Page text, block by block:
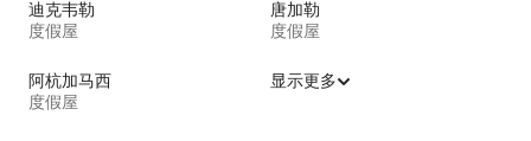
迪克韦勒
度假屋
唐加勒
度假屋
阿杭加马西
度假屋
显示更多